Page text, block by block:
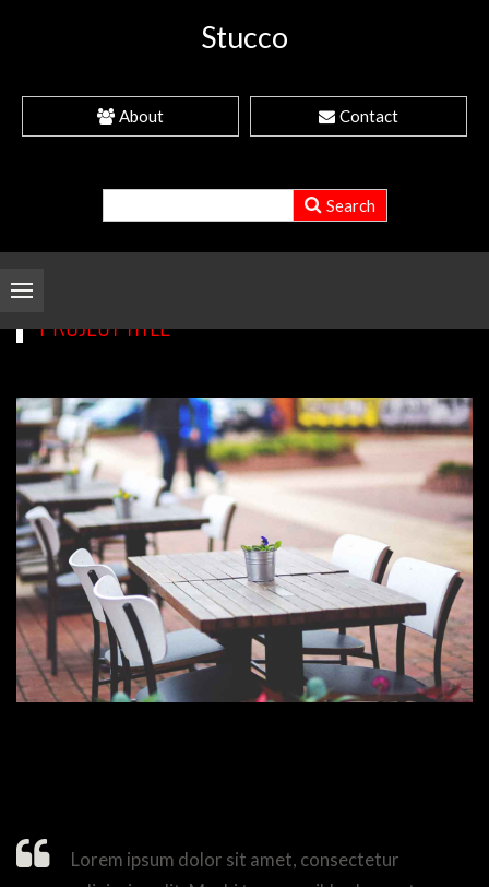
Stucco
About Contact
PROJECT TITLE
Lorem ipsum dolor sit amet, consectetur